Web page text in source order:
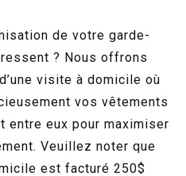
de votre garde-
? Nous offrons
visite à domicile où
vos vêtements
entre eux pour maximiser
Veuillez noter que
est facturé 250$